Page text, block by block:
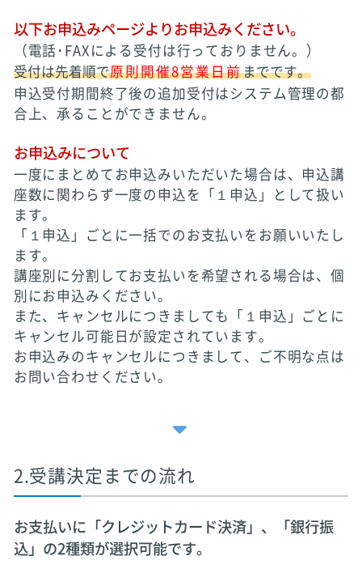
以下お申込みページよりお申込みください。
（電話･FAXによる受付は行っておりません。）
受付は先着順で原則開催8営業日前までです。
申込受付期間終了後の追加受付はシステム管理の都
合上、承ることができません。
お申込みについて
一度にまとめてお申込みいただいた場合は、申込講
座数に関わらず一度の申込を「１申込」として扱い
ます。
「１申込」ごとに一括でのお支払いをお願いいたし
ます。
講座別に分割してお支払いを希望される場合は、個
別にお申込みください。
また、キャンセルにつきましても「１申込」ごとに
キャンセル可能日が設定されています。
お申込みのキャンセルにつきまして、ご不明な点は
お問い合わせください。
2.受講決定までの流れ
お支払いに「クレジットカード決済」、「銀行振
込」の2種類が選択可能です。